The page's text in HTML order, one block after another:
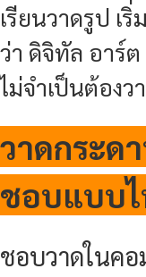
เรียนวาดรูป เ
ว่า ดิจิทัล อาร์ต
ไม่จำเป็นต้องว
วาดกระด
ชอบแบบ
ชอบวาดในค